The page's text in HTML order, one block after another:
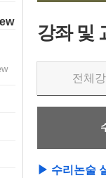
강좌 및
전체
▶ 수리논술